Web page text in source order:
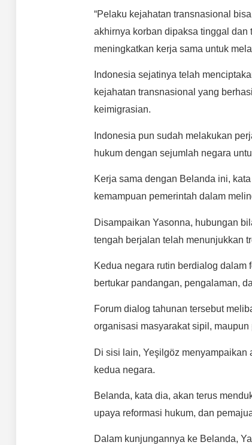
“Pelaku kejahatan transnasional
akhirnya korban dipaksa tinggal
meningkatkan kerja sama untuk
Indonesia sejatinya telah
kejahatan transnasional yang
keimigrasian.
Indonesia pun sudah melakukan
hukum dengan sejumlah negara
Kerja sama dengan Belanda ini,
kemampuan pemerintah dalam
Disampaikan Yasonna, hubungan
tengah berjalan telah menunjukkan
Kedua negara rutin berdialog dalam
bertukar pandangan, pengalaman,
Forum dialog tahunan tersebut
organisasi masyarakat sipil,
Di sisi lain, Yeşilgöz menyampaikan
kedua negara.
Belanda, kata dia, akan terus
upaya reformasi hukum, dan
Dalam kunjungannya ke Belanda,